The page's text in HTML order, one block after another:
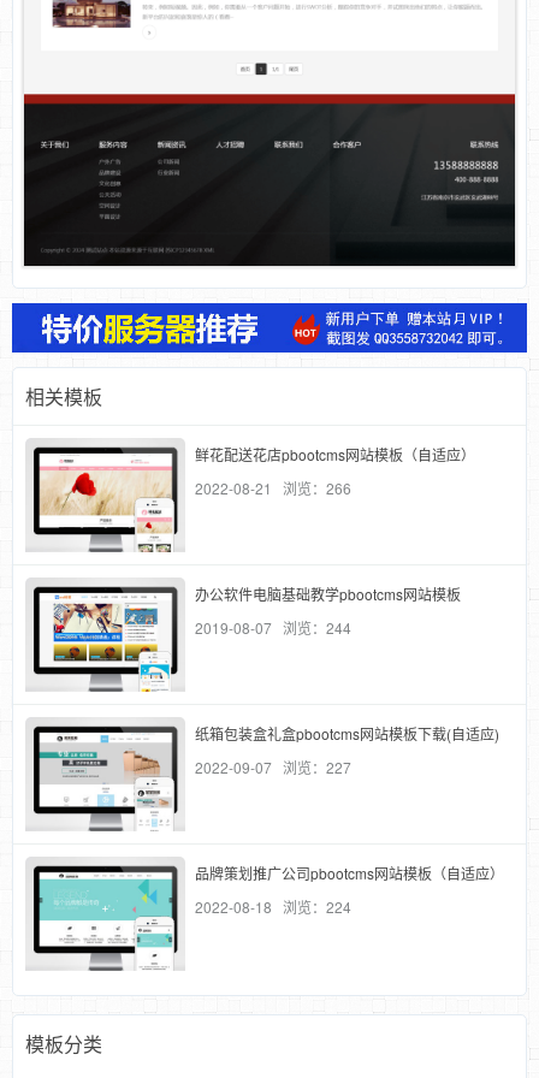
相关模板
鲜花配送花店pbootcms网站模板（自适应）
2022-08-21 浏览：266
办公软件电脑基础教学pbootcms网站模板
2019-08-07 浏览：244
纸箱包装盒礼盒pbootcms网站模板下载(自适应)
2022-09-07 浏览：227
品牌策划推广公司pbootcms网站模板（自适应）
2022-08-18 浏览：224
模板分类